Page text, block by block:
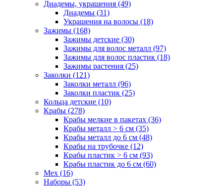
Диадемы, украшения (49)
Диадемы (31)
Украшения на волосы (18)
Зажимы (168)
Зажимы детские (30)
Зажимы для волос металл (97)
Зажимы для волос пластик (18)
Зажимы растения (25)
Заколки (121)
Заколки металл (96)
Заколки пластик (25)
Кольца детские (10)
Крабы (278)
Крабы мелкие в пакетах (36)
Крабы металл > 6 см (35)
Крабы металл до 6 см (48)
Крабы на трубочке (12)
Крабы пластик > 6 см (93)
Крабы пластик до 6 см (60)
Мех (16)
Наборы (53)